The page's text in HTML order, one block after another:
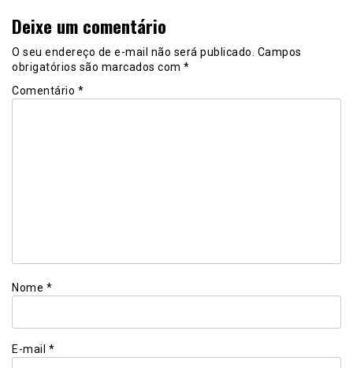
Deixe um comentário
O seu endereço de e-mail não será publicado. Campos
obrigatórios são marcados com *
Comentário *
Nome *
E-mail *